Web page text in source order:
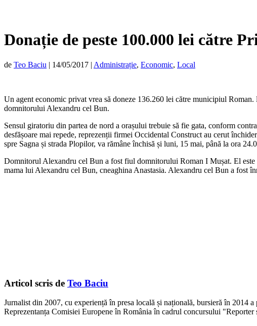
Donație de peste 100.000 lei către
de Teo Baciu | 14/05/2017 | Administrație, Economic, Local
Un agent economic privat vrea să doneze 136.260 lei către municipiul
domnitorului Alexandru cel Bun.
Sensul giratoriu din partea de nord a orașului trebuie să fie gata, conform
desfășoare mai repede, reprezenții firmei Occidental Construct au cerut
spre Sagna și strada Plopilor, va rămâne închisă și luni, 15 mai, până la ora
Domnitorul Alexandru cel Bun a fost fiul domnitorului Roman I Mușat. El este
mama lui Alexandru cel Bun, cneaghina Anastasia. Alexandru cel Bun a fost
Articol scris de Teo Baciu
Jurnalist din 2007, cu experiență în presa locală și națională, bursieră în
Reprezentanța Comisiei Europene în România în cadrul concursului "Reporter